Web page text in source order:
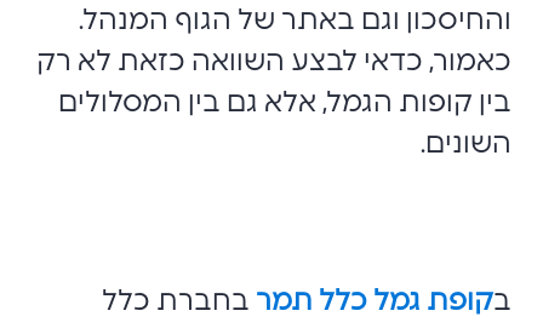
והחיסכון וגם באתר של הגוף המנהל.
כאמור, כדאי לבצע השוואה כזאת לא רק
בין קופות הגמל, אלא גם בין המסלולים
השונים.
בקופת גמל כלל תמר בחברת כלל